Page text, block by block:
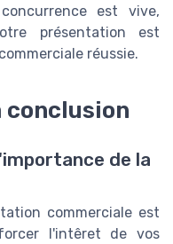
est vive,
présentation est
réussie.
de la
commerciale est
l'intêret de vos